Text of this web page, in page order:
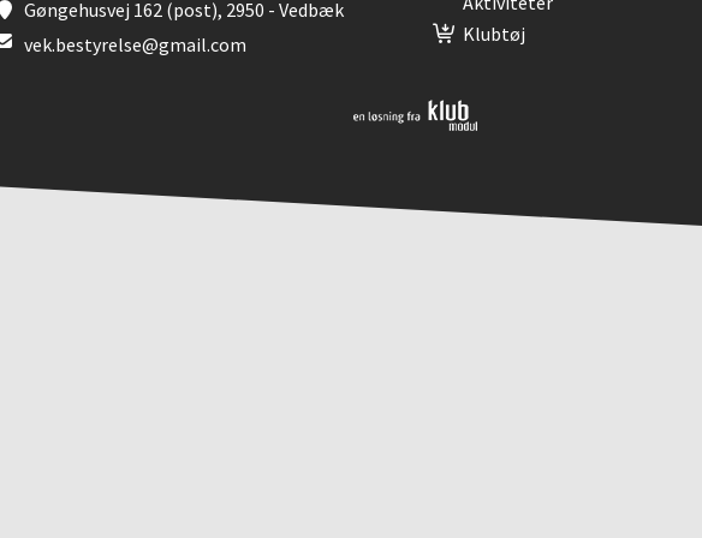
Gøngehusvej 162 (post), 2950 - Vedbæk
vek.bestyrelse@gmail.com
Klubtøj